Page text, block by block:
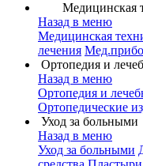
Медицинская
Назад в меню
Медицинская
лечения
Ортопедия и
Назад в меню
Ортопедия и
Ортопедические
Уход за больными
Назад в меню
Уход за больными